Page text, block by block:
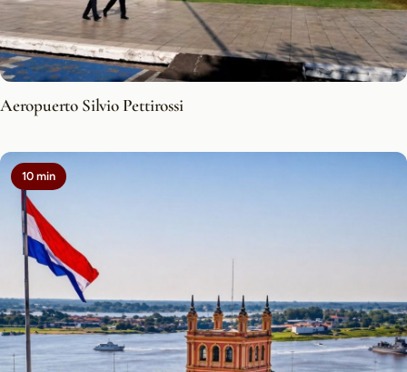
Aeropuerto Silvio Pettirossi
10 min